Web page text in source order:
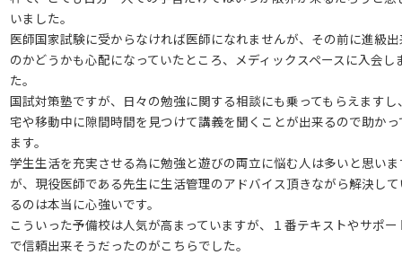
いました。
医師国家試験に受からなければ医師になれませんが、その前に進級
のかどうかも心配になっていたところ、メディックスペースに入会し
た。
国試対策塾ですが、日々の勉強に関する相談にも乗ってもらえますし
宅や移動中に隙間時間を見つけて講義を聞くことが出来るので助かっ
ます。
学生生活を充実させる為に勉強と遊びの両立に悩む人は多いと思い
が、現役医師である先生に生活管理のアドバイス頂きながら解決し
るのは本当に心強いです。
こういった予備校は人気が高まっていますが、１番テキストやサポー
で信頼出来そうだったのがこちらでした。